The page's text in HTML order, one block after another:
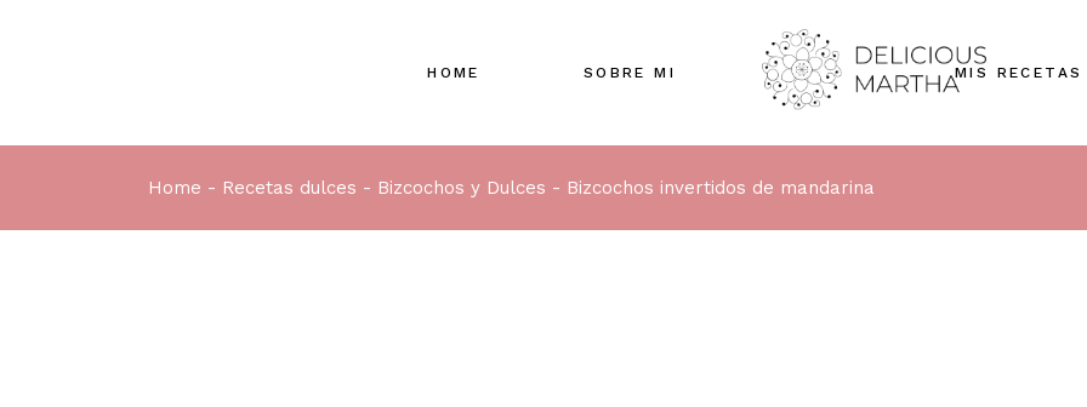
HOME SOBRE MI MIS RECETAS
Home Recetas dulces Bizcochos y Dulces Bizcochos invertidos de mandarina